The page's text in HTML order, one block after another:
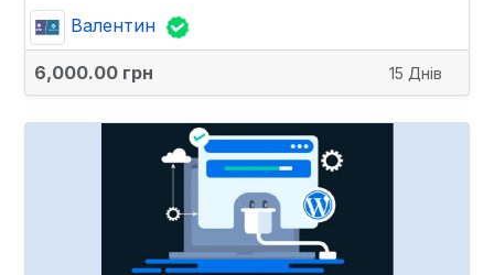
Валентин
6,000.00 грн 15 Днів